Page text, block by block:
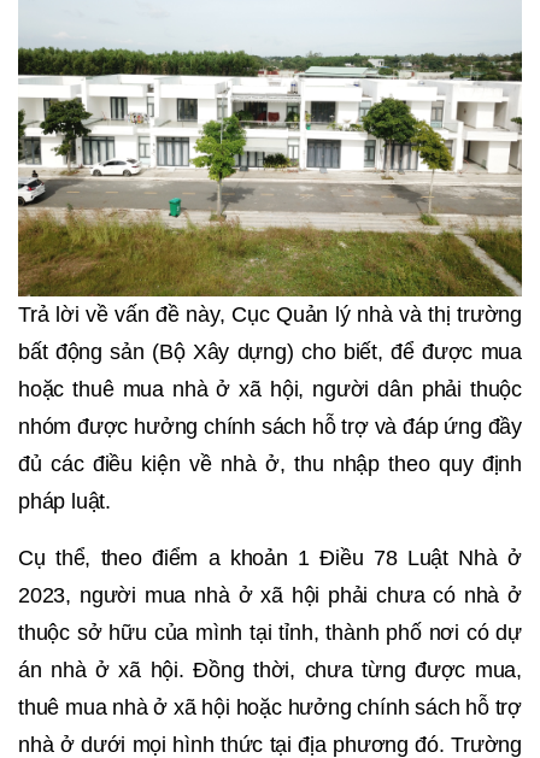
Trả lời về vấn đề này, Cục Quản lý nhà và thị trường
bất động sản (Bộ Xây dựng) cho biết, để được mua
hoặc thuê mua nhà ở xã hội, người dân phải thuộc
nhóm được hưởng chính sách hỗ trợ và đáp ứng đầy
đủ các điều kiện về nhà ở, thu nhập theo quy định
pháp luật.
Cụ thể, theo điểm a khoản 1 Điều 78 Luật Nhà ở
2023, người mua nhà ở xã hội phải chưa có nhà ở
thuộc sở hữu của mình tại tỉnh, thành phố nơi có dự
án nhà ở xã hội. Đồng thời, chưa từng được mua,
thuê mua nhà ở xã hội hoặc hưởng chính sách hỗ trợ
nhà ở dưới mọi hình thức tại địa phương đó. Trường